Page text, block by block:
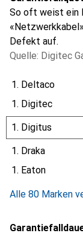
So oft weist ein
Defekt auf.
Quelle: Digitec
1. Deltaco
1. Digitec
1. Digitus
1. Draka
1. Eaton
Alle 80 Marken